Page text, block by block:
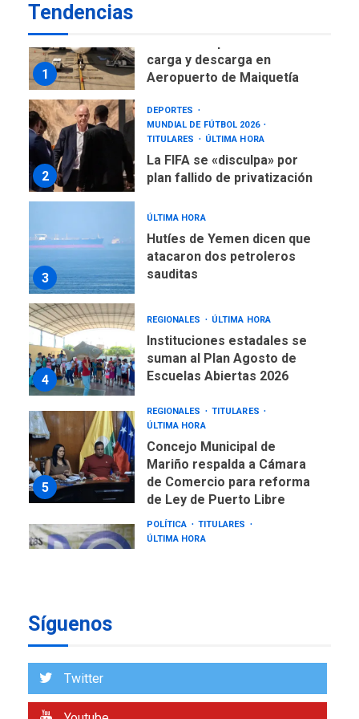
Tendencias
1
carga y descarga en
Aeropuerto de Maiquetía
2
DEPORTES
MUNDIAL DE FÚTBOL 2026
TITULARES
ÚLTIMA HORA
La FIFA se «disculpa» por
plan fallido de privatización
3
ÚLTIMA HORA
Hutíes de Yemen dicen que
atacaron dos petroleros
sauditas
4
REGIONALES ÚLTIMA HORA
Instituciones estadales se
suman al Plan Agosto de
Escuelas Abiertas 2026
5
REGIONALES
TITULARES
ÚLTIMA HORA
Concejo Municipal de
Mariño respalda a Cámara
de Comercio para reforma
de Ley de Puerto Libre
POLÍTICA
TITULARES
ÚLTIMA HORA
regional nos respaldaron
Síguenos
Twitter